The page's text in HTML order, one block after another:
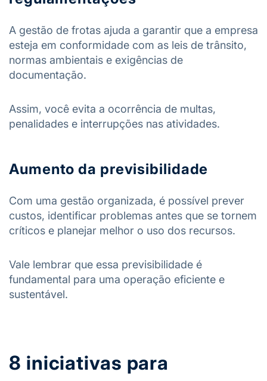
A gestão de frotas ajuda a garantir que a empresa
esteja em conformidade com as leis de trânsito,
normas ambientais e exigências de
documentação.
Assim, você evita a ocorrência de multas,
penalidades e interrupções nas atividades.
Aumento da previsibilidade
Com uma gestão organizada, é possível prever
custos, identificar problemas antes que se tornem
críticos e planejar melhor o uso dos recursos.
Vale lembrar que essa previsibilidade é
fundamental para uma operação eficiente e
sustentável.
8 iniciativas para